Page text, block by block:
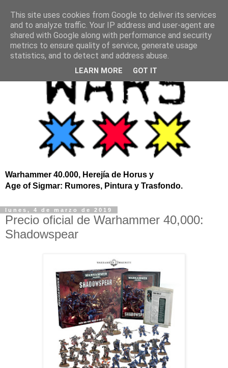
Warhammer 40.000, Herejía de Horus y
Age of Sigmar: Rumores, Pintura y Trasfondo.
lunes, 4 de marzo de 2019
Precio oficial de Warhammer 40,000:
Shadowspear
This site uses cookies from Google to deliver its services
and to analyze traffic. Your IP address and user-agent are
shared with Google along with performance and security
metrics to ensure quality of service, generate usage
statistics, and to detect and address abuse.
LEARN MORE GOT IT